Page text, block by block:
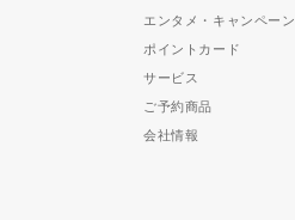
エンタメ・キャンペーン
ポイントカード
サービス
ご予約商品
会社情報